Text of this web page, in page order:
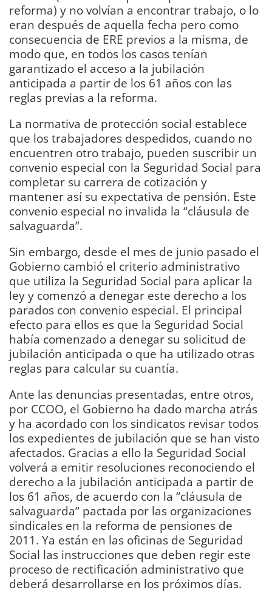
reforma) y no volvían a encontrar trabajo, o lo
eran después de aquella fecha pero como
consecuencia de ERE previos a la misma, de
modo que, en todos los casos tenían
garantizado el acceso a la jubilación
anticipada a partir de los 61 años con las
reglas previas a la reforma.
La normativa de protección social establece
que los trabajadores despedidos, cuando no
encuentren otro trabajo, pueden suscribir un
convenio especial con la Seguridad Social para
completar su carrera de cotización y
mantener así su expectativa de pensión. Este
convenio especial no invalida la “cláusula de
salvaguarda”.
Sin embargo, desde el mes de junio pasado el
Gobierno cambió el criterio administrativo
que utiliza la Seguridad Social para aplicar la
ley y comenzó a denegar este derecho a los
parados con convenio especial. El principal
efecto para ellos es que la Seguridad Social
había comenzado a denegar su solicitud de
jubilación anticipada o que ha utilizado otras
reglas para calcular su cuantía.
Ante las denuncias presentadas, entre otros,
por CCOO, el Gobierno ha dado marcha atrás
y ha acordado con los sindicatos revisar todos
los expedientes de jubilación que se han visto
afectados. Gracias a ello la Seguridad Social
volverá a emitir resoluciones reconociendo el
derecho a la jubilación anticipada a partir de
los 61 años, de acuerdo con la “cláusula de
salvaguarda” pactada por las organizaciones
sindicales en la reforma de pensiones de
2011. Ya están en las oficinas de Seguridad
Social las instrucciones que deben regir este
proceso de rectificación administrativo que
deberá desarrollarse en los próximos días.